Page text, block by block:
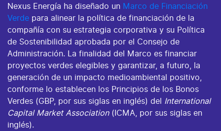
Nexus Energía ha diseñado un Marco de Financiación
Verde para alinear la política de financiación de la
compañía con su estrategia corporativa y su Política
de Sostenibilidad aprobada por el Consejo de
Administración. La finalidad del Marco es financiar
proyectos verdes elegibles y garantizar, a futuro, la
generación de un impacto medioambiental positivo,
conforme lo establecen los Principios de los Bonos
Verdes (GBP, por sus siglas en inglés) del International
Capital Market Association(ICMA, por sus siglas en
inglés).